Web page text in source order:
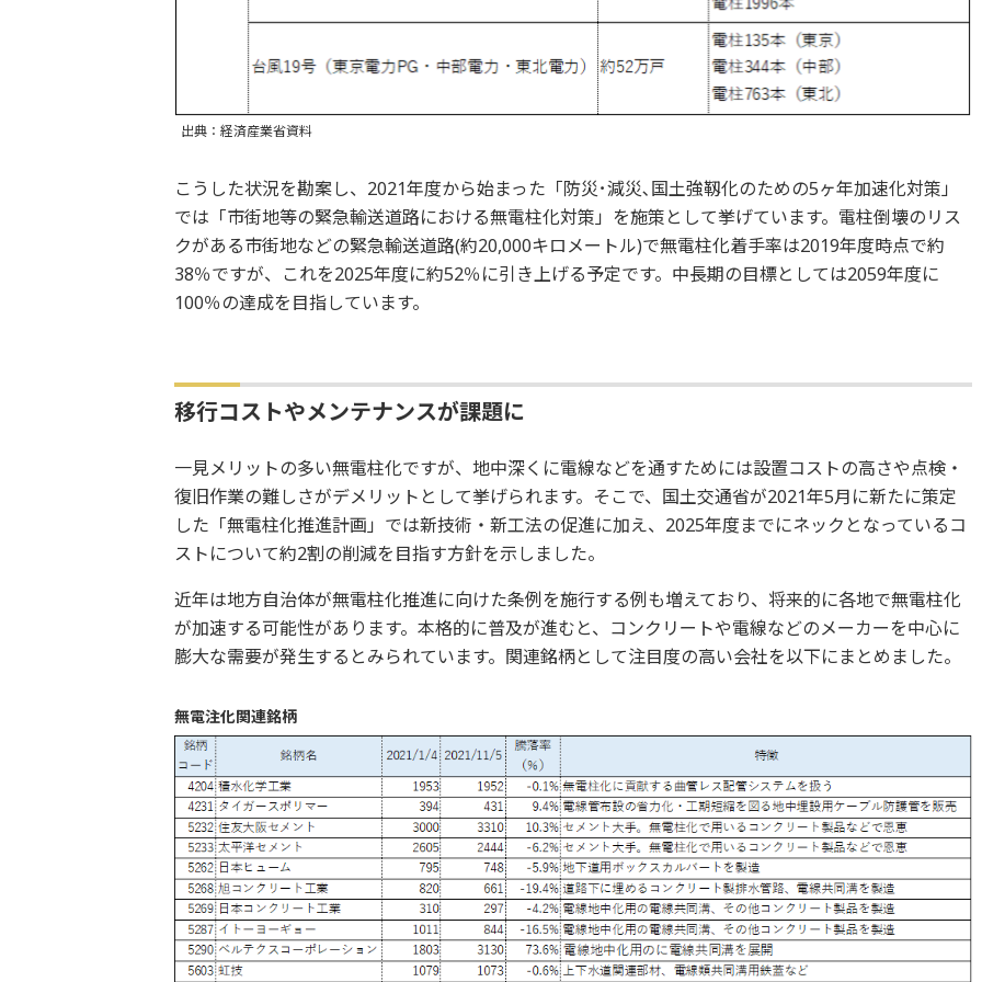
出典：経済産業省資料
こうした状況を勘案し、2021年度から始まった「防災･減災､国土強靱化のための5ヶ年加速化対策」
では「市街地等の緊急輸送道路における無電柱化対策」を施策として挙げています。電柱倒壊のリス
クがある市街地などの緊急輸送道路(約20,000キロメートル)で無電柱化着手率は2019年度時点で約
38％ですが、これを2025年度に約52％に引き上げる予定です。中長期の目標としては2059年度に
100％の達成を目指しています。
移行コストやメンテナンスが課題に
一見メリットの多い無電柱化ですが、地中深くに電線などを通すためには設置コストの高さや点検・
復旧作業の難しさがデメリットとして挙げられます。そこで、国土交通省が2021年5月に新たに策定
した「無電柱化推進計画」では新技術・新工法の促進に加え、2025年度までにネックとなっているコ
ストについて約2割の削減を目指す方針を示しました。
近年は地方自治体が無電柱化推進に向けた条例を施行する例も増えており、将来的に各地で無電柱化
が加速する可能性があります。本格的に普及が進むと、コンクリートや電線などのメーカーを中心に
膨大な需要が発生するとみられています。関連銘柄として注目度の高い会社を以下にまとめました。
無電注化関連銘柄